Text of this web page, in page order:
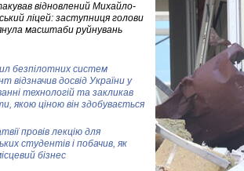
відновлений Михайло-
ліцей: заступниця голови
масштаби руйнувань
безпілотних систем
відзначив досвід України у
технологій та закликав
якою ціною він здобувається
провів лекцію для
студентів і побачив, як
бізнес